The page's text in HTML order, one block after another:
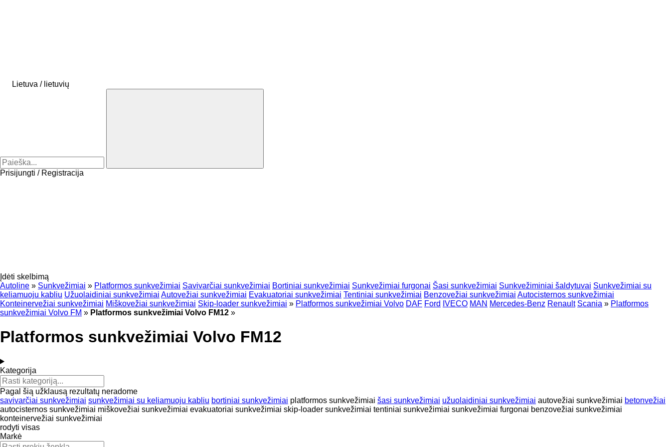
Lietuva / lietuvių
Prisijungti / Registracija
Įdėti skelbimą
Autoline » Sunkvežimiai » Platformos sunkvežimiai Savivarčiai sunkvežimiai Bortiniai sunkvežimiai Sunkvežimiai furgonai Šasi sunkvežimiai Sunkvežiminiai šaldytuvai Sunkvežimiai su
keliamuoju kabliu Užuolaidiniai sunkvežimiai Autovežiai sunkvežimiai Evakuatoriai sunkvežimiai Tentiniai sunkvežimiai Benzovežiai sunkvežimiai Autocisternos sunkvežimiai
Konteinervežiai sunkvežimiai Miškovežiai sunkvežimiai Skip-loader sunkvežimiai » Platformos sunkvežimiai Volvo DAF Ford IVECO MAN Mercedes-Benz Renault Scania » Platformos
sunkvežimiai Volvo FM » Platformos sunkvežimiai Volvo FM12 »
Platformos sunkvežimiai Volvo FM12
Kategorija
Pagal šią užklausą rezultatų neradome
savivarčiai sunkvežimiai sunkvežimiai su keliamuoju kabliu bortiniai sunkvežimiai platformos sunkvežimiai šasi sunkvežimiai užuolaidiniai sunkvežimiai autovežiai sunkvežimiai betonvežiai
autocisternos sunkvežimiai miškovežiai sunkvežimiai evakuatoriai sunkvežimiai skip-loader sunkvežimiai tentiniai sunkvežimiai sunkvežimiai furgonai benzovežiai sunkvežimiai
konteinervežiai sunkvežimiai
rodyti visas
Markė